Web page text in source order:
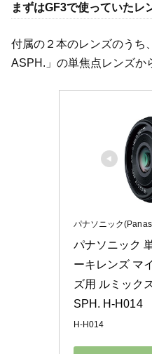
まずはGF3で使っていたレ
付属の２本のレンズのうち
ASPH.」の単焦点レンズか
パナソニック
パナソニック
ーキレンズ マ
ズ用 ルミック
SPH. H-H014
H-H014